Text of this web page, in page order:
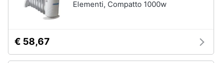
Elementi, Compatto 1000w
€ 58,67